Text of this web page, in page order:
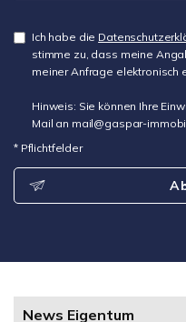
Ich habe die
stimme zu, dass meine
meiner Anfrage elektronisch
Hinweis: Sie können Ihre
Mail an mail@gaspar-
* Pflichtfelder
News Eigentum